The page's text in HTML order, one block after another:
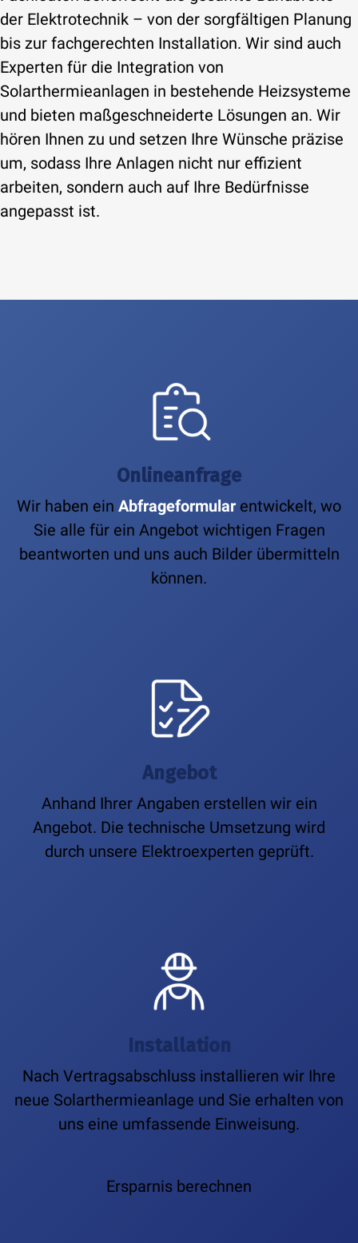
der Elektrotechnik – von der sorgfältigen Planung
bis zur fachgerechten Installation. Wir sind auch
Experten für die Integration von
Solarthermieanlagen in bestehende Heizsysteme
und bieten maßgeschneiderte Lösungen an. Wir
hören Ihnen zu und setzen Ihre Wünsche präzise
um, sodass Ihre Anlagen nicht nur effizient
arbeiten, sondern auch auf Ihre Bedürfnisse
angepasst ist.
Onlineanfrage
Wir haben ein Abfrageformular entwickelt, wo
Sie alle für ein Angebot wichtigen Fragen
beantworten und uns auch Bilder übermitteln
können.
Angebot
Anhand Ihrer Angaben erstellen wir ein
Angebot. Die technische Umsetzung wird
durch unsere Elektroexperten geprüft.
Installation
Nach Vertragsabschluss installieren wir Ihre
neue Solarthermieanlage und Sie erhalten von
uns eine umfassende Einweisung.
Ersparnis berechnen